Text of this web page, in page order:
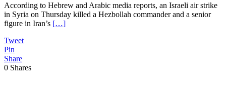
According to Hebrew and Arabic media reports, an Israeli air strike
in Syria on Thursday killed a Hezbollah commander and a senior
figure in Iran’s […]
Tweet
Pin
Share
0 Shares